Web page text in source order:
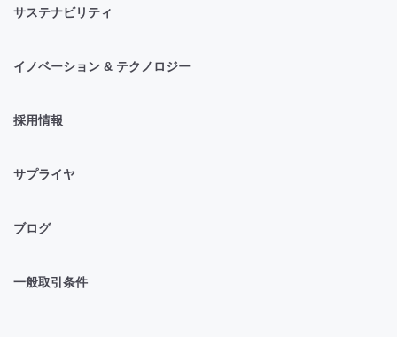
サステナビリティ
イノベーション & テクノロジー
採用情報
サプライヤ
ブログ
一般取引条件